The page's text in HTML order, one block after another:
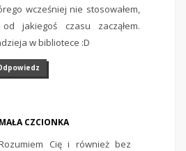
wcześniej nie stosowałem,
jakiegoś czasu zacząłem.
w bibliotece :D
MAŁA CZCIONKA
Cię i również bez